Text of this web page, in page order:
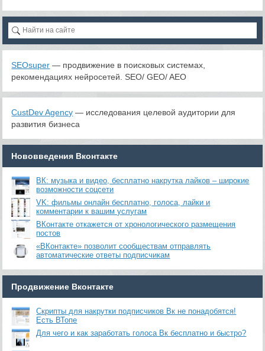
SEOsuper — продвижение в поисковых системах,
рекомендациях нейросетей. SEO/ GEO/ AEO
CustDev Agency — исследования целевой аудитории для
развития бизнеса
Нововведения Вконтакте
ВК: музыка и видео, бесплатно накрутка лайков – широкие
возможности соцсети
VK: фильмы онлайн бесплатно, голоса, лайки и
комментарии к вашим услугам
ВКонтакте откажется от хронологического размещения
постов
«ВКонтакте» позволит сообществам отправлять
автоматические ответы подписчикам
Продвижение Вконтакте
Скрипты для накрутки подписчиков Вк не понадобятся!
Есть ВТопе
Для чего и как заработать голоса Вк бесплатно и быстро?